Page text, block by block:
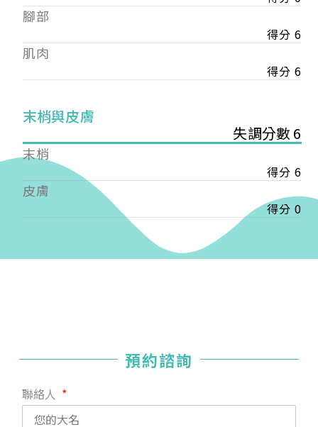
腳部
得分 6
肌肉
得分 6
末梢與皮膚
失調分數 6
末梢
得分 6
皮膚
得分 0
預約諮詢
聯絡人
——
【會費】
個人會員:
入會費新臺幣1200元，於會員入會時繳納；常年會
入會費新臺幣3000元，於會員入會時繳納；常年會
戶名: 社團法人台灣自律神經健康培訓暨發展協會
帳號: 003-03-501566-2
銀行: (013) 國泰世華 南京東路分行